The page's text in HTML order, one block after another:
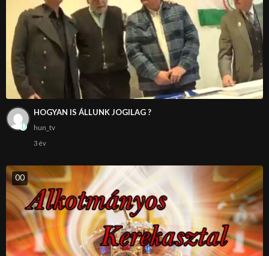
HOGYAN IS ÁLLUNK JOGILAG ?
hun_tv
3 év
00